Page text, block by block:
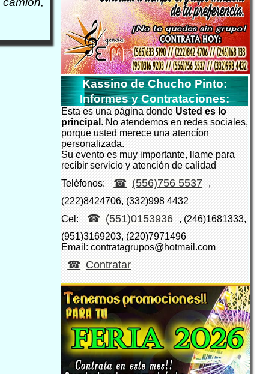
Kassino de Chucho Pinto:
Informes y Contrataciones:
Esta es una página dondeUsted es lo
principal . No atendemos en redes sociales,
porque usted merece una atencíon
personalizada.
Su evento es muy importante, llame para
recibir servicio y atención de calidad
Teléfonos:
(556)756 5537
,
(222)8424706, (332)998 4432
Cel:
(551)0153936
, (246)1681333,
(951)3169203, (220)7971496
Email: contratagrupos@hotmail.com
Contratar